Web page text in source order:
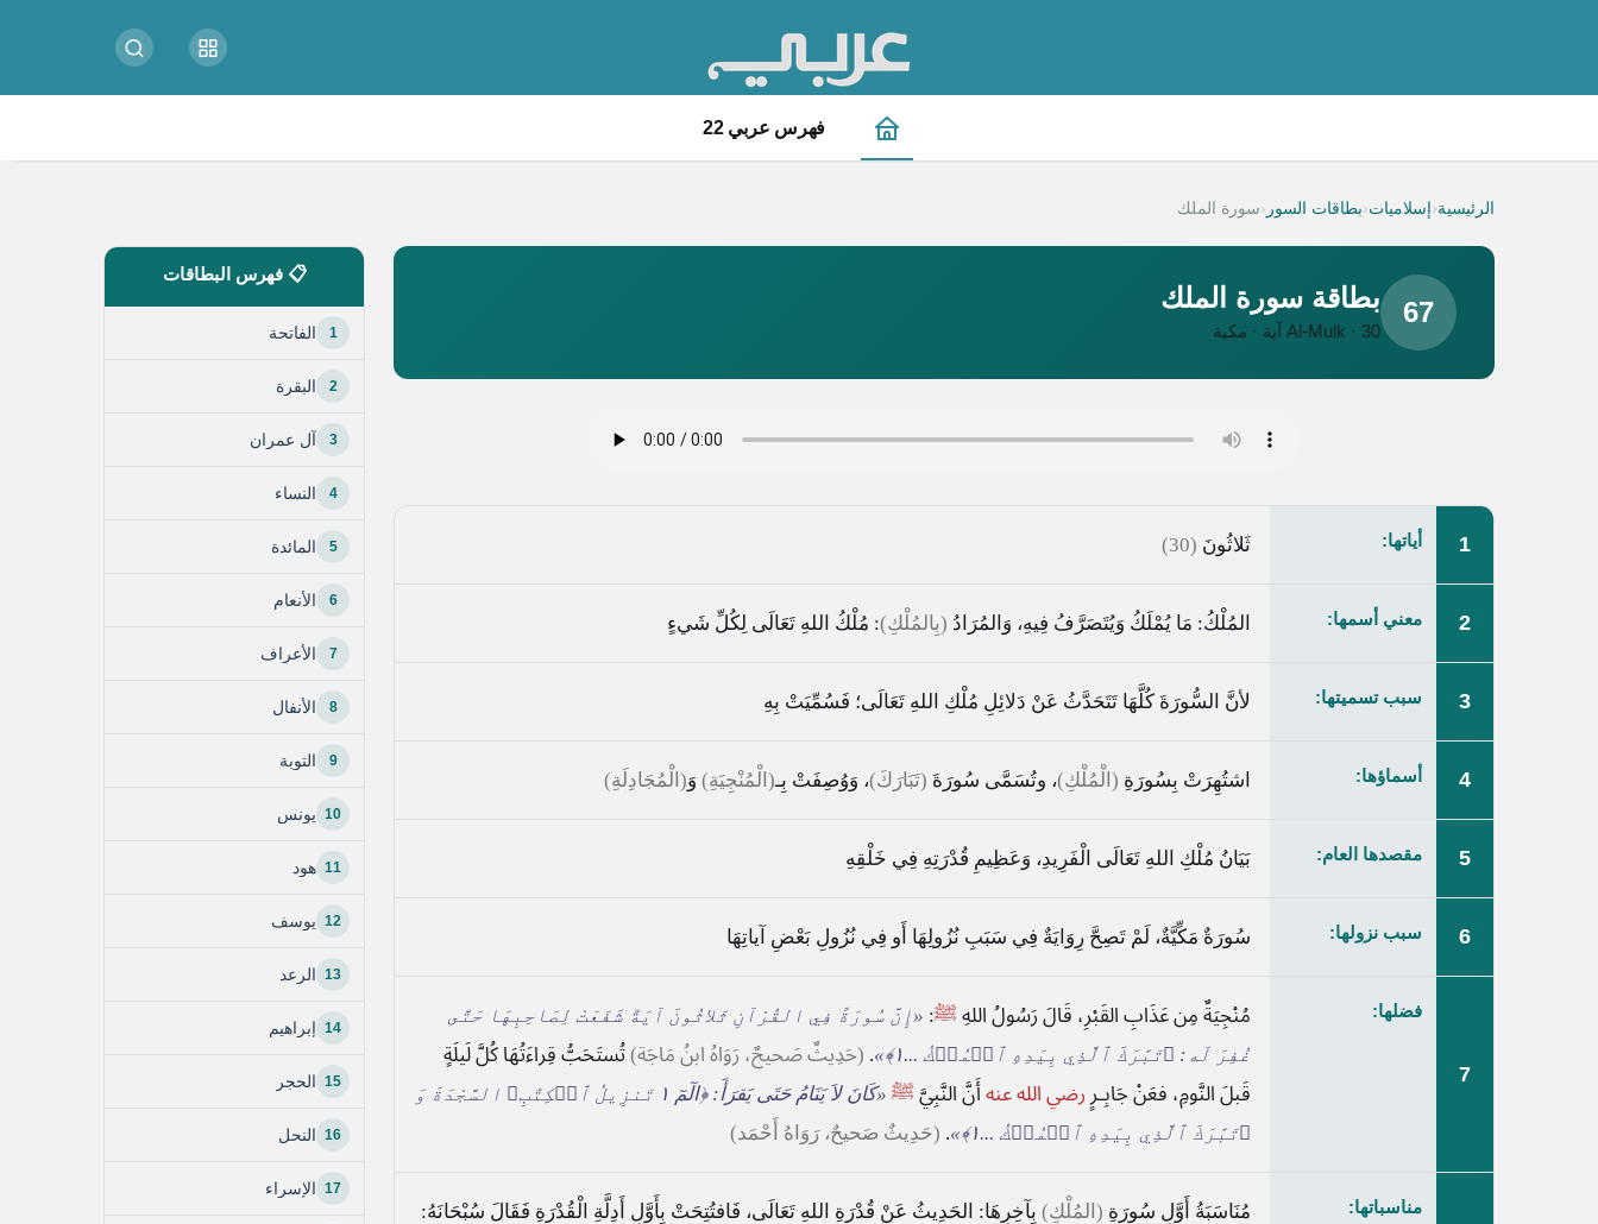
فهرس عربي 22
الرئيسية‹ إسلاميات‹بطاقات السور ‹سورة الملك
67 بطاقة سورة الملك
Al-Mulk · 30 آية · مكية
1 أياتها: ثَلاثُونَ (30)
2 معني أسمها: المُلْكُ: مَا يُمْلَكُ وَيُتَصَرَّفُ فِيهِ، وَالمُرَادُ (بِالمُلْكِ): مُلْكُ اللهِ تَعَالَى لِكُلِّ شَيءٍ
3 سبب تسميتها: لأنَّ السُّورَةَ كُلَّهَا تَتَحَدَّثُ عَنْ دَلائِلِ مُلْكِ اللهِ تَعَالَى؛ فَسُمِّيَتْ بِهِ
4 أسماؤها: اشتُهِرَتْ بِسُورَةِ (الْمُلْكِ)، وتُسَمَّى سُورَةَ (تَبَارَكَ)، وَوُصِفَتْ بِـ(الْمُنْجِيَةِ) وَ(الْمُجَادِلَةِ)
5 مقصدها العام: بَيَانُ مُلْكِ اللهِ تَعَالَى الْفَرِيدِ، وَعَظِيمِ قُدْرَتِهِ فِي خَلْقِهِ
6 سبب نزولها: سُورَةٌ مَكِّيَّةٌ، لَمْ تَصِحَّ رِوَايَةٌ فِي سَبَبِ نُزُولِهَا أَو فِي نُزُولِ بَعْضِ آياتِهَا
7
فضلها: مُنْجِيَةٌ مِن عَذَابِ القَبْرِ، قَالَ رَسُولُ اللهِ ﷺ: «إِنَّ سُورَةً فِي القُرْآنِ ثَلاثُونَ آيَةً شَفَعَتْ لِصَاحِبِهَا حَتَّى
غُفِرَ لَه: ﴿تَبَٰرَكَ ٱلَّذِي بِيَدِهِ ٱلۡمُلۡكُ ...١﴾ »
. (حَدِيثٌ صَحيحٌ، رَوَاهُ ابنُ مَاجَة) تُستَحَبُّ قِراءَتُهَا كُلَّ لَيلَةٍ
قَبلَ النَّومِ، فعَنْ جَابِـرٍ رضي الله عنه أَنَّ النَّبِيَّ ﷺ «كَانَ لاَ يَنَامُ حَتَى يَقرَأَ:﴿الٓمٓ ١ تَنزِيلُ ٱلۡكِتَٰبِ﴾
السَّجْدَةَ وَ
﴿تَبَٰرَكَ ٱلَّذِي بِيَدِهِ ٱلۡمُلۡكُ ...١﴾
»
. (حَدِيثٌ صَحيحٌ، رَوَاهُ أَحْمَد)
مناسباتها: مُنَاسَبَةُ أَوَّلِ سُورَةِ (المُلْكِ) بِآخِرِهَا: الحَدِيثُ عَنْ قُدْرَةِ اللهِ تَعَالَى، فَافتُتِحَتْ بِأَوَّلِ أَدِلَّةِ الْقُدْرَةِ فَقَالَ سُبْحَانَهُ:
📋 فهرس البطاقات
1 الفاتحة
2 البقرة
3 آل عمران
4 النساء
5 المائدة
6 الأنعام
7 الأعراف
8 الأنفال
9 التوبة
10 يونس
11 هود
12 يوسف
13 الرعد
14 إبراهيم
15 الحجر
16 النحل
17 الإسراء